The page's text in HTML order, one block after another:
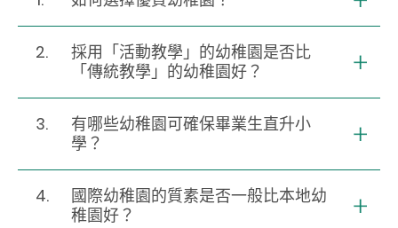
2.
採用「活動教學」的幼稚園是否比
「傳統教學」的幼稚園好？
3.
有哪些幼稚園可確保畢業生直升小
學？
4.
國際幼稚園的質素是否一般比本地幼
稚園好？